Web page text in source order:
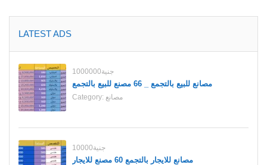
LATEST ADS
1000000جنية
مصانع للبيع بالتجمع _ 66 مصنع للبيع بالتجمع
Category: مصانع
10000جنية
مصانع للايجار بالتجمع 60 مصنع للايجار